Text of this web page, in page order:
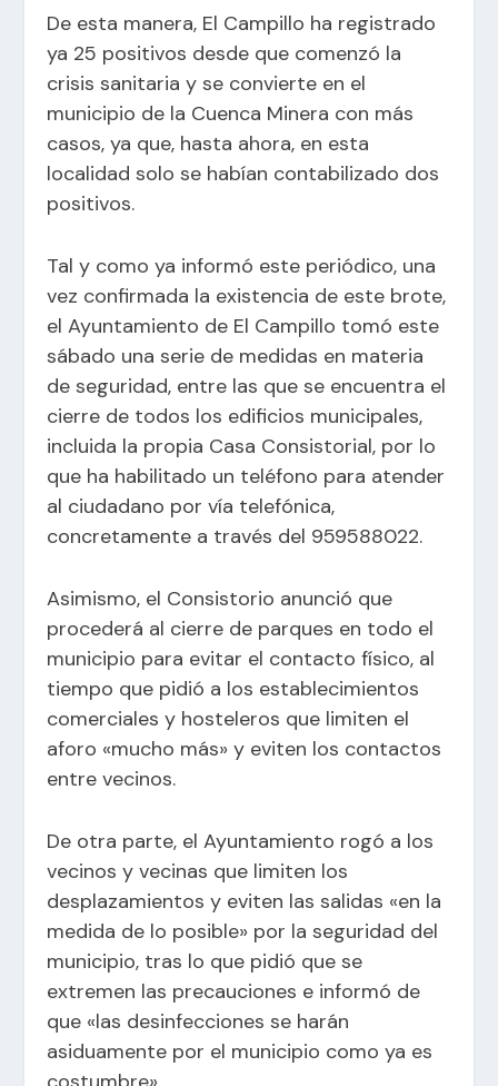
De esta manera, El Campillo ha registrado
ya 25 positivos desde que comenzó la
crisis sanitaria y se convierte en el
municipio de la Cuenca Minera con más
casos, ya que, hasta ahora, en esta
localidad solo se habían contabilizado dos
positivos.
Tal y como ya informó este periódico, una
vez confirmada la existencia de este brote,
el Ayuntamiento de El Campillo tomó este
sábado una serie de medidas en materia
de seguridad, entre las que se encuentra el
cierre de todos los edificios municipales,
incluida la propia Casa Consistorial, por lo
que ha habilitado un teléfono para atender
al ciudadano por vía telefónica,
concretamente a través del 959588022.
Asimismo, el Consistorio anunció que
procederá al cierre de parques en todo el
municipio para evitar el contacto físico, al
tiempo que pidió a los establecimientos
comerciales y hosteleros que limiten el
aforo «mucho más» y eviten los contactos
entre vecinos.
De otra parte, el Ayuntamiento rogó a los
vecinos y vecinas que limiten los
desplazamientos y eviten las salidas «en la
medida de lo posible» por la seguridad del
municipio, tras lo que pidió que se
extremen las precauciones e informó de
que «las desinfecciones se harán
asiduamente por el municipio como ya es